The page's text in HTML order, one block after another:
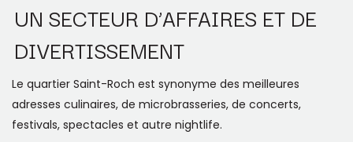
UN SECTEUR D’AFFAIRES ET DE
DIVERTISSEMENT
Le quartier Saint-Roch est synonyme des meilleures
adresses culinaires, de microbrasseries, de concerts,
festivals, spectacles et autre nightlife.